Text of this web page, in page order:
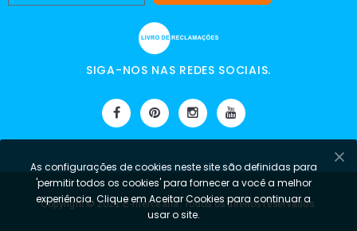
SIGA-NOS NAS REDES SOCIAIS.
Copyright © 2021 E-mercearia. Todos os direitos reservados.
As configurações de cookies neste site são definidas para
'permitir todos os cookies' para fornecer a você a melhor
experiência. Clique em Aceitar Cookies para continuar a
usar o site.